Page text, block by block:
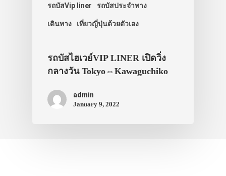
รถบัสVip liner รถบัสประจำทาง
เดินทาง เที่ยวญี่ปุ่นด้วยตัวเอง
รถบัสไฮเวย์VIP LINER เปิดวิ่ง
กลางวัน Tokyo⇔Kawaguchiko
admin
January 9, 2022